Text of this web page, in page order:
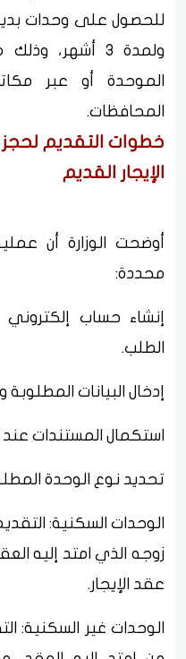
ولمدة 3 أشهر،
الموحدة أو عبر
المحافظات.
خطوات التقديم
الإيجار القديم
أوضحت الوزارة أن
محددة:
إنشاء حساب
الطلب.
إدخال البيانات
استكمال المستندات عند
تحديد نوع الوحدة
الوحدات السكنية:
زوجه الذي امتد إليه
عقد الإيجار.
الوحدات غير السكنية: